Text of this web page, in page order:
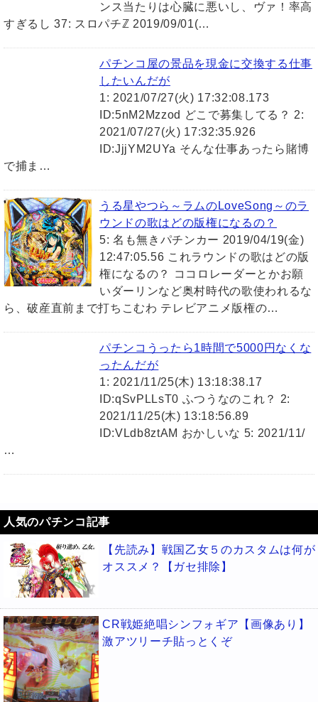
ンス当たりは心臓に悪いし、ヴァ！率高
すぎるし 37: スロパチℤ 2019/09/01(…
パチンコ屋の景品を現金に交換する仕事
したいんだが
1: 2021/07/27(火) 17:32:08.173
ID:5nM2Mzzod どこで募集してる？ 2:
2021/07/27(火) 17:32:35.926
ID:JjjYM2UYa そんな仕事あったら賭博
で捕ま…
うる星やつら～ラムのLoveSong～のラ
ウンドの歌はどの版権になるの？
5: 名も無きパチンカー 2019/04/19(金)
12:47:05.56 これラウンドの歌はどの版
権になるの？ ココロレーダーとかお願
いダーリンなど奥村時代の歌使われるな
ら、破産直前まで打ちこむわ テレビアニメ版権の…
パチンコうったら1時間で5000円なくな
ったんだが
1: 2021/11/25(木) 13:18:38.17
ID:qSvPLLsT0 ふつうなのこれ？ 2:
2021/11/25(木) 13:18:56.89
ID:VLdb8ztAM おかしいな 5: 2021/11/
…
人気のパチンコ記事
【先読み】戦国乙女５のカスタムは何が
オススメ？【ガセ排除】
CR戦姫絶唱シンフォギア【画像あり】
激アツリーチ貼っとくぞ